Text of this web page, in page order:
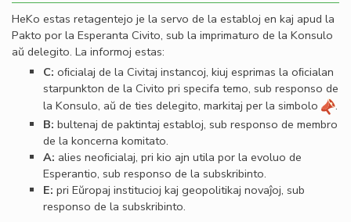
HeKo estas retagentejo je la servo de la establoj en kaj apud la
Pakto por la Esperanta Civito, sub la imprimaturo de la Konsulo
aŭ delegito. La informoj estas:
C: oﬁcialaj de la Civitaj instancoj, kiuj esprimas la oﬁcialan
starpunkton de la Civito pri specifa temo, sub responso de
la Konsulo, aŭ de ties delegito, markitaj per la simbolo
.
B: bultenaj de paktintaj establoj, sub responso de membro
de la koncerna komitato.
A: alies neoﬁcialaj, pri kio ajn utila por la evoluo de
Esperantio, sub responso de la subskribinto.
E: pri Eŭropaj institucioj kaj geopolitikaj novaĵoj, sub
responso de la subskribinto.